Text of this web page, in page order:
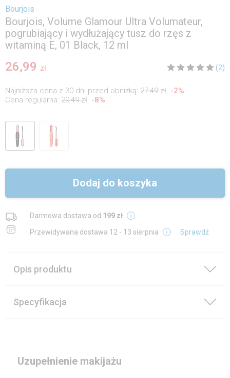
Bourjois
Bourjois, Volume Glamour Ultra Volumateur,
pogrubiający i wydłużający tusz do rzęs z
witaminą E, 01 Black, 12 ml
26,99 zł (2)
Najniższa cena z 30 dni przed obniżką: 27,49 zł -2%
Cena regularna: 29,49 zł -8%
Dodaj do koszyka
Darmowa dostawa od 199 zł
Przewidywana dostawa 12 - 13 sierpnia Sprawdź
Opis produktu
Specyfikacja
Uzupełnienie makijażu